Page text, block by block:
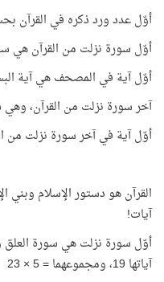
أوّل عدد ورد ذكره في القرآن
أوّل سورة نزلت من القرآن هي سورة
أوّل آية في المصحف هي آية البسملة
آخر سورة نزلت من القرآن، وهي سورة
أوّل آية في آخر سورة نزلت من
آيات!
آياتها 19، ومجموعهما = 5 × 23